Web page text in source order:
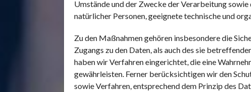
Umstände und der Zwecke der Verarbeitung
natürlicher Personen, geeignete technische und
Zu den Maßnahmen gehören insbesondere die
Zugangs zu den Daten, als auch des sie
haben wir Verfahren eingerichtet, die eine
gewährleisten. Ferner berücksichtigen wir den
sowie Verfahren, entsprechend dem Prinzip des